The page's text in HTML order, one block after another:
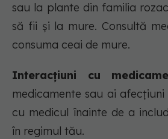
sau la plante din familia
să fii și la mure. Consultă
consuma ceai de mure.
Interacțiuni cu
medicamente sau ai
cu medicul înainte de a
în regimul tău.